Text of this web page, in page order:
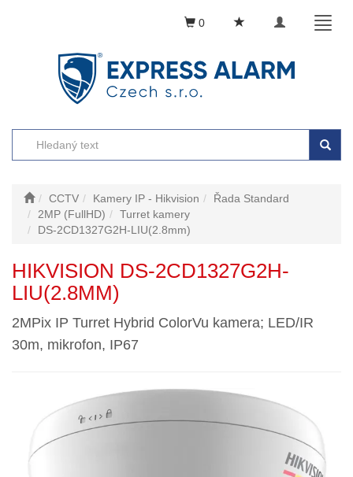
Toggle
0
CCTV Kamery IP - Hikvision
Řada Standard
2MP (FullHD)
Turret kamery
DS-2CD1327G2H-LIU(2.8mm)
HIKVISION DS-2CD1327G2H-
LIU(2.8MM)
2MPix IP Turret Hybrid ColorVu kamera; LED/IR
30m, mikrofon, IP67